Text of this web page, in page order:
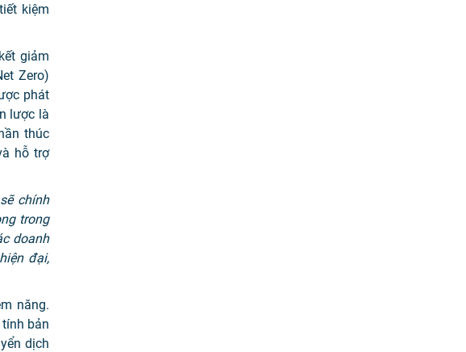
kiệm
giảm
Zero)
phát
lược là
thúc
hỗ trợ
chính
trong
doanh
đại,
năng.
bản
dịch